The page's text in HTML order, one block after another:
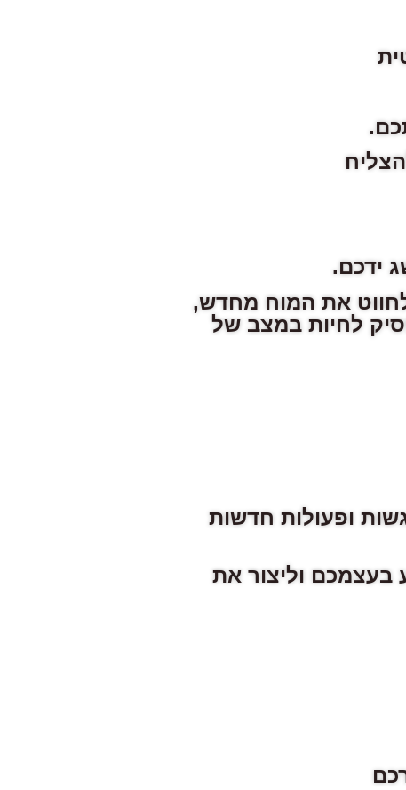
ידכם.
את המוח מחדש,
לחיות במצב של
ופעולות חדשות
בעצמכם וליצור את